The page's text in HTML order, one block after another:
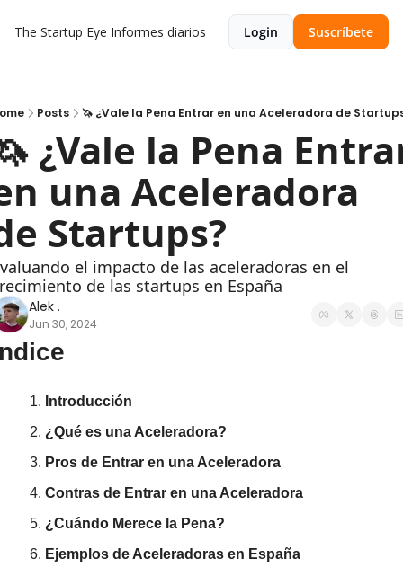
The Startup Eye Informes diarios Login Suscríbete
Posts 🦄 ¿Vale la Pena Entrar en una Aceleradora de
¿Vale la Pena
una Aceleradora
Startups?
el impacto de las aceleradoras en el
de las startups en España
Alek .
Jun 30, 2024
Introducción
¿Qué es una Aceleradora?
Pros de Entrar en una Aceleradora
Contras de Entrar en una Aceleradora
¿Cuándo Merece la Pena?
Ejemplos de Aceleradoras en España